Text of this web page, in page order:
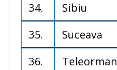
34.
Sibiu
35.
Suceava
36.
Teleorman